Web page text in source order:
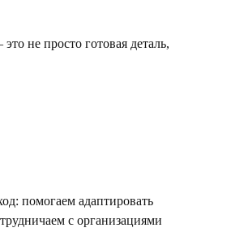
не просто готовая деталь,
помогаем адаптировать
с организациями